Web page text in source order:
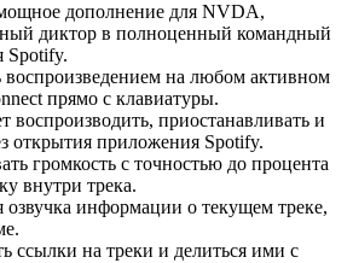
дополнение для NVDA,
диктор в полноценный командный
Spotify.
на любом активном
прямо с клавиатуры.
воспроизводить, приостанавливать и
открытия приложения Spotify.
громкость с точностью до процента
внутри трека.
озвучка информации о текущем треке,
ссылки на треки и делиться ими с